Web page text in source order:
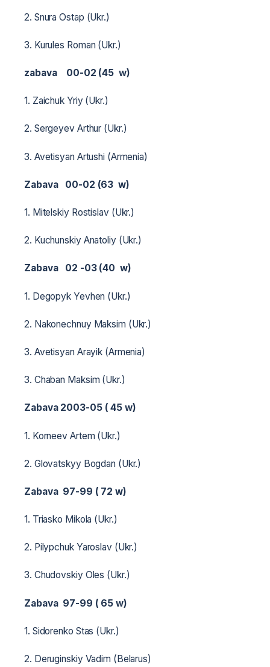
2. Snura Ostap (Ukr.)
3. Kurules Roman (Ukr.)
zabava 00-02 (45 w)
1. Zaichuk Yriy (Ukr.)
2. Sergeyev Arthur (Ukr.)
3. Avetisyan Artushi (Armenia)
Zabava 00-02 (63 w)
1. Mitelskiy Rostislav (Ukr.)
2. Kuchunskiy Anatoliy (Ukr.)
Zabava 02 -03 (40 w)
1. Degopyk Yevhen (Ukr.)
2. Nakonechnuy Maksim (Ukr.)
3. Avetisyan Arayik (Armenia)
3. Chaban Maksim (Ukr.)
Zabava 2003-05 ( 45 w)
1. Korneev Artem (Ukr.)
2. Glovatskyy Bogdan (Ukr.)
Zabava 97-99 ( 72 w)
1. Triasko Mikola (Ukr.)
2. Pilypchuk Yaroslav (Ukr.)
3. Chudovskiy Oles (Ukr.)
Zabava 97-99 ( 65 w)
1. Sidorenko Stas (Ukr.)
2. Deruginskiy Vadim (Belarus)